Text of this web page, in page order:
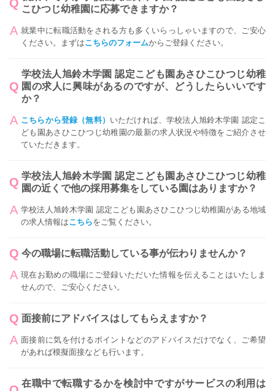
こひつじ幼稚園に応募できますか？
就業中に転職活動をされる方も多くいらっしゃいますので、ご安心
ください。まずはこちらのフォームからご登録ください。
学校法人旭鈴木学園 認定こども園あさひこひつじ幼稚
園の求人に興味があるのですが、どうしたらいいです
か？
こちらから登録（無料） いただければ、学校法人旭鈴木学園 認定こ
ども園あさひこひつじ幼稚園の最新の求人状況や特徴をご紹介させ
ていただきます。
学校法人旭鈴木学園 認定こども園あさひこひつじ幼稚
園の近くで他の採用募集をしている園はありますか？
学校法人旭鈴木学園 認定こども園あさひこひつじ幼稚園がある地域
の求人情報はこちらをご覧ください。
今の職場に転職活動している事が伝わりませんか？
現在お勤めの職場にご登録いただいた情報を伝えることはいたしま
せんので、ご安心ください。
面接前にアドバイスはしてもらえますか？
面接前に気を付けるポイントなどのアドバイスだけでなく、ご希望
があれば模擬面接なども行います。
在職中で転職するかを検討中ですがサービスの利用は